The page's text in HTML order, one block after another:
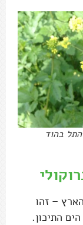
בהוד
– זהו
התיכון.